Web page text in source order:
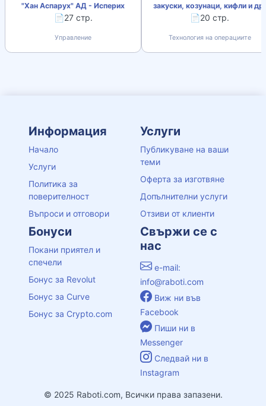
"Хан Аспарух" АД - Исперих
📄27 стр.
Управление
закуски, козунаци, кифли и др.
📄20 стр.
Технология на операциите
Информация
Начало
Услуги
Политика за
поверителност
Въпроси и отговори
Услуги
Публикуване на ваши
теми
Оферта за изготвяне
Допълнителни услуги
Отзиви от клиенти
Бонуси
Покани приятел и
спечели
Бонус за Revolut
Бонус за Curve
Бонус за Crypto.com
Свържи се с
нас
e-mail:
info@raboti.com
Виж ни във
Facebook
Пиши ни в
Messenger
Следвай ни в
Instagram
© 2025 Raboti.com, Всички права запазени.